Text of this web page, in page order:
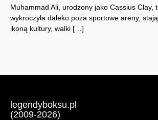
Muhammad Ali, urodzony jako Cassius Clay,
wykroczyła daleko poza sportowe areny,
ikoną kultury, walki […]
legendyboksu.pl
(2009-2026)